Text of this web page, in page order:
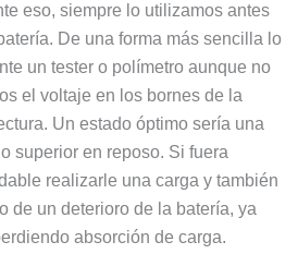
eso, siempre lo utilizamos antes
De una forma más sencilla lo
un tester o polímetro aunque no
el voltaje en los bornes de la
Un estado óptimo sería una
superior en reposo. Si fuera
realizarle una carga y también
de un deterioro de la batería, ya
absorción de carga.